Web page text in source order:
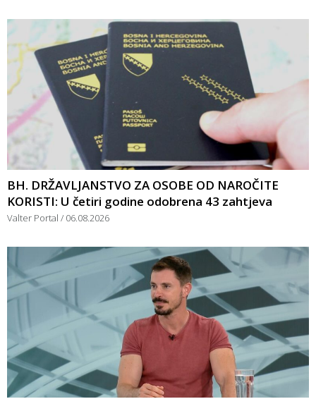
BH. DRŽAVLJANSTVO ZA OSOBE OD NAROČITE
KORISTI: U četiri godine odobrena 43 zahtjeva
Valter Portal 06.08.2026